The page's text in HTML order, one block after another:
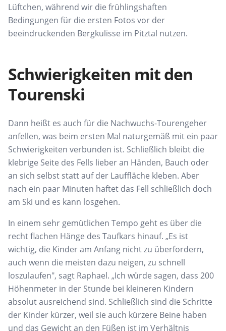
Lüftchen, während wir die frühlingshaften
Bedingungen für die ersten Fotos vor der
beeindruckenden Bergkulisse im Pitztal nutzen.
Schwierigkeiten mit den
Tourenski
Dann heißt es auch für die Nachwuchs-Tourengeher
anfellen, was beim ersten Mal naturgemäß mit ein paar
Schwierigkeiten verbunden ist. Schließlich bleibt die
klebrige Seite des Fells lieber an Händen, Bauch oder
an sich selbst statt auf der Lauffläche kleben. Aber
nach ein paar Minuten haftet das Fell schließlich doch
am Ski und es kann losgehen.
In einem sehr gemütlichen Tempo geht es über die
recht flachen Hänge des Taufkars hinauf. „Es ist
wichtig, die Kinder am Anfang nicht zu überfordern,
auch wenn die meisten dazu neigen, zu schnell
loszulaufen", sagt Raphael. „Ich würde sagen, dass 200
Höhenmeter in der Stunde bei kleineren Kindern
absolut ausreichend sind. Schließlich sind die Schritte
der Kinder kürzer, weil sie auch kürzere Beine haben
und das Gewicht an den Füßen ist im Verhältnis